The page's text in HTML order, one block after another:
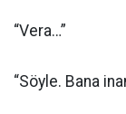
“Vera…”
“Söyle. Bana